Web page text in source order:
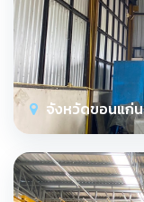
จังหวัดขอนแก่น